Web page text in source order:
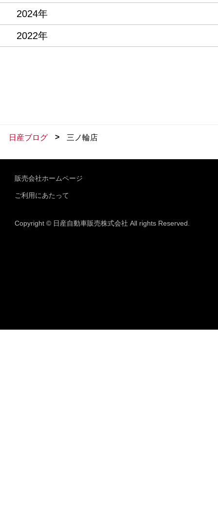
2024年
2022年
日産ブログ > 三ノ輪店
販売会社ホームページ
ご利用にあたって
Copyright © 日産自動車販売株式会社 All rights Reserved.